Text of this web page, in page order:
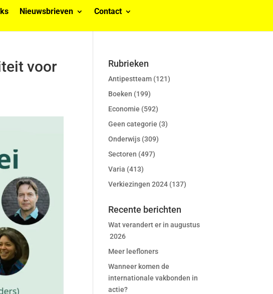
Nieuwsbrieven Contact
voor
Rubrieken
Antipestteam (121)
Boeken (199)
Economie (592)
Geen categorie (3)
Onderwijs (309)
Sectoren (497)
Varia (413)
Verkiezingen 2024 (137)
Recente berichten
Wat verandert er in augustus
2026
Meer leefloners
Wanneer komen de
internationale vakbonden in
actie?